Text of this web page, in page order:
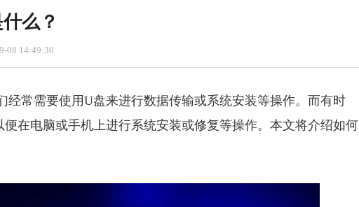
么？
08 14:49:30
经常需要使用U盘来进行数据传输或系统安装等操作。而有时
在电脑或手机上进行系统安装或修复等操作。本文将介绍如何